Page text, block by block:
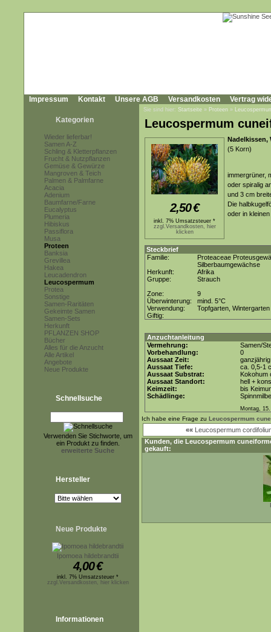
Impressum Kontakt Unsere AGB Versandkosten Vertrag
Kategorien
Wieder lieferbar!
Samen A-Z
Schling & Kletterpflanzen
Frucht & Nutzpflanzen
Gemüse & Gewürze
Mangroven & Teich
Palmen & Palmfarne
Acacia
Adenium
Baumfarne/Farne
Eucalyptus
Plumeria
Hibiskus
Passiflora
Musa
Proteen
Banksia
Grevillea
Hakea
Leucadendron
Leucospermum
Protea
Sonstige
Samen-Raritäten
Gekeimte Samen
Samen-Sets
Herkunft
PFLANZEN SHOP
Bücher
Alles für die Anzucht
Alle Artikel
Angebote
Neue Produkte
Schnellsuche
Verwenden Sie Stichworte, um
ein Produkt zu finden.
erweiterte Suche
Hersteller
Neue Produkte
Ipomoea hildebrandtii
4,00€
inkl. 7% Umsatzsteuer *
zzgl.Versandkosten, hier klicken
Informationen
Sie sind hier: Startseite » Proteen »
Leucospermum
2,50€
inkl. 7% Umsatzsteuer *
zzgl.Versandkosten, hier
klicken
Nadelkissen,
(5 Korn)
immergrüner,
oder spiralig
und 3 cm
Die
oder in
Steckbrief
Familie:
Proteaceae
Silberbaumgewächse
Herkunft:
Afrika
Gruppe:
Strauch
Zone:
9
Überwinterung:
mind. 5°C
Verwendung:
Topfgarten, Wintergarten
Giftig:
Anzuchtanleitung
Vermehrung:
Samen/
Vorbehandlung:
0
Aussaat Zeit:
ganzjährig
Aussaat Tiefe:
ca. 0,5-1
Aussaat Substrat:
Kokohum
Aussaat Standort:
hell +
Keimzeit:
bis
Schädlinge:
Montag,
Ich habe eine Frage zu Leucospermum
«« Leucospermum
Kunden, die Leucospermum
gekauft: